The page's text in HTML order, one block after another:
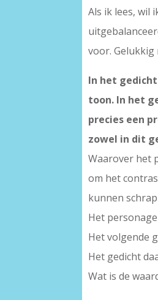
Als ik lees, wil
voor. Gelukkig
In het
toon. In het
precies een
zowel in dit
Waarover het
om het
kunnen
Het
Het volgende
Het gedicht
Wat is de